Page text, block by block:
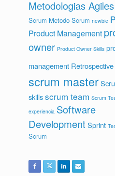
Metodologias Agiles
Scrum Metodo Scrum newbie
Product Management
owner Product Owner Skills
management Retrospective
scrum master
skills scrum team Scrum
experiencia Software
Development Sprint
Scrum